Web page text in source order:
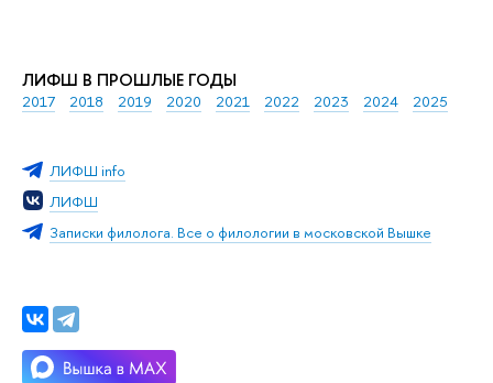
ЛИФШ В ПРОШЛЫЕ ГОДЫ
2017 2018 2019 2020 2021 2022 2023 2024 2025
ЛИФШ info
ЛИФШ
Записки филолога. Все о филологии в московской Вышке